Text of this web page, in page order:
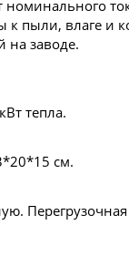
номинального
пыли, влаге и
на заводе.
тепла.
см.